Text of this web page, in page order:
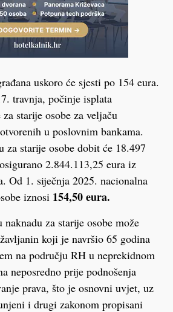
uskoro će sjesti po 154 eura.
travnja, počinje isplata
starije osobe za veljaču
u poslovnim bankama.
za starije osobe dobit će 18.497
2.844.113,25 eura iz
Od 1. siječnja 2025. nacionalna
iznosi 154,50 eura.
naknadu za starije osobe može
koji je navršio 65 godina
na području RH u neprekidnom
neposredno prije podnošenja
prava, što je osnovni uvjet, uz
i drugi zakonom propisani